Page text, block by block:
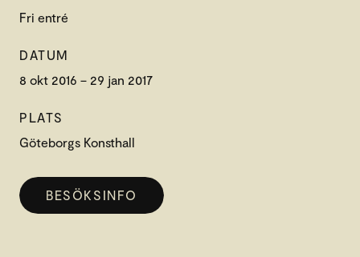
Fri entré
DATUM
8 okt 2016 – 29 jan 2017
PLATS
Göteborgs Konsthall
BESÖKSINFO